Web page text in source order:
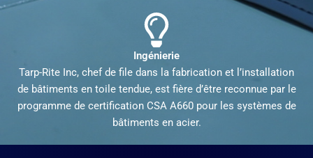
Ingénierie
Tarp-Rite Inc, chef de file dans la fabrication et l’installation
de bâtiments en toile tendue, est fière d’être reconnue par le
programme de certification CSA A660 pour les systèmes de
bâtiments en acier.